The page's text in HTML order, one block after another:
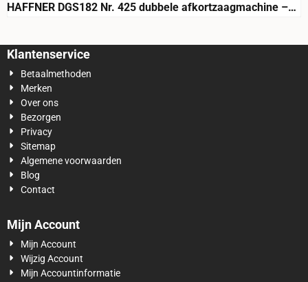
HAFFNER DGS182 Nr. 425 dubbele afkortzaagmachine –
Klantenservice
Betaalmethoden
Merken
Over ons
Bezorgen
Privacy
Sitemap
Algemene voorwaarden
Blog
Contact
Mijn Account
Mijn Account
Wijzig Account
Mijn Accountinformatie